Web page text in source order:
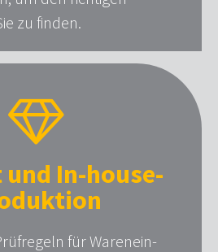
zu finden.
In-house-
für Warenein-